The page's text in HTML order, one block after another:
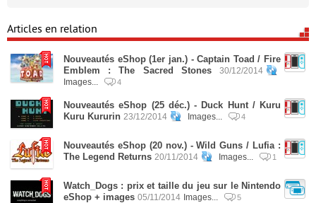
Articles en relation
Nouveautés eShop (1er jan.) - Captain Toad / Fire
Emblem : The Sacred Stones
30/12/2014
Images...
4
Nouveautés eShop (25 déc.) - Duck Hunt / Kuru
Kuru Kururin 23/12/2014 Images... 4
Nouveautés eShop (20 nov.) - Wild Guns / Lufia :
The Legend Returns 20/11/2014 Images... 1
Watch_Dogs : prix et taille du jeu sur le Nintendo
eShop + images 05/11/2014 Images... 5